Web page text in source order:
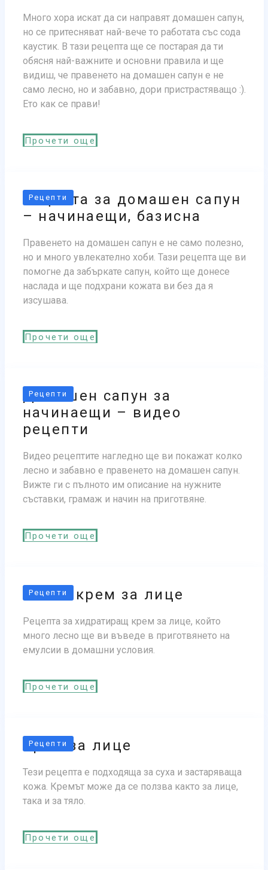
Много хора искат да си направят домашен сапун,
но се притесняват най-вече то работата със сода
каустик. В тази рецепта ще се постарая да ти
обясня най-важните и основни правила и ще
видиш, че правенето на домашен сапун е не
само лесно, но и забавно, дори пристрастяващо :).
Ето как се прави!
Прочети още
Рецепти
Рецепта за домашен сапун
– начинаещи, базисна
Правенето на домашен сапун е не само полезно,
но и много увлекателно хоби. Тази рецепта ще ви
помогне да забъркате сапун, който ще донесе
наслада и ще подхрани кожата ви без да я
изсушава.
Прочети още
Рецепти
Домашен сапун за
начинаещи – видео
рецепти
Видео рецептите нагледно ще ви покажат колко
лесно и забавно е правенето на домашен сапун.
Вижте ги с пълното им описание на нужните
съставки, грамаж и начин на приготвяне.
Прочети още
Рецепти
Лесен крем за лице
Рецепта за хидратиращ крем за лице, който
много лесно ще ви въведе в приготвянето на
емулсии в домашни условия.
Прочети още
Рецепти
Крем за лице
Тези рецепта е подходяща за суха и застаряваща
кожа. Кремът може да се ползва както за лице,
така и за тяло.
Прочети още